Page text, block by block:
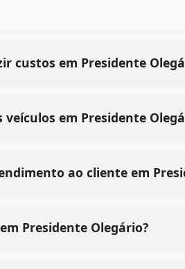
custos em Presidente
em Presidente
ao cliente em
Presidente Olegário?